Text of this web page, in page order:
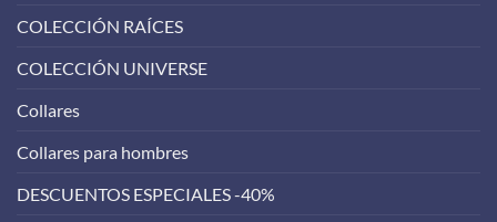
COLECCIÓN RAÍCES
COLECCIÓN UNIVERSE
Collares
Collares para hombres
DESCUENTOS ESPECIALES -40%